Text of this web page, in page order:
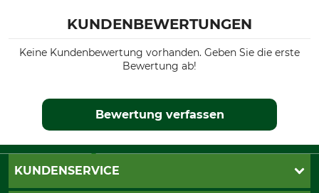
KUNDENBEWERTUNGEN
Keine Kundenbewertung vorhanden. Geben Sie die erste
Bewertung ab!
Bewertung verfassen
KUNDENSERVICE